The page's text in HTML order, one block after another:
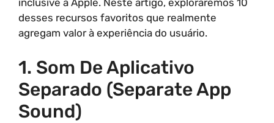
inclusive a Apple. Neste artigo, exploraremos 10
desses recursos favoritos que realmente
agregam valor à experiência do usuário.
1. Som De Aplicativo
Separado (Separate App
Sound)